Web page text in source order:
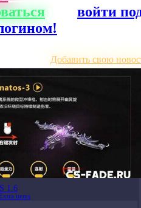
войти
Добавить свою
1.6
items